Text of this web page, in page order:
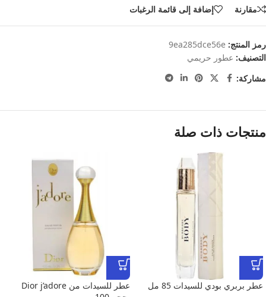
مقارنة إضافة إلى قائمة الرغبات
رمز المنتج: 9ea285dce56e
التصنيف: عطور حريمي
مشاركة:
منتجات ذات صلة
عطر بربري بودي للسيدات 85 مل
عطر للسيدات من Dior j’adore